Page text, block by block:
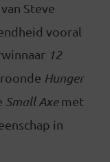
Steve
vooral
12
Hunger
Small Axemet
in